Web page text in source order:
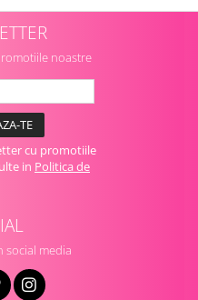
noastre
cu promotiile
in Politica de
social media